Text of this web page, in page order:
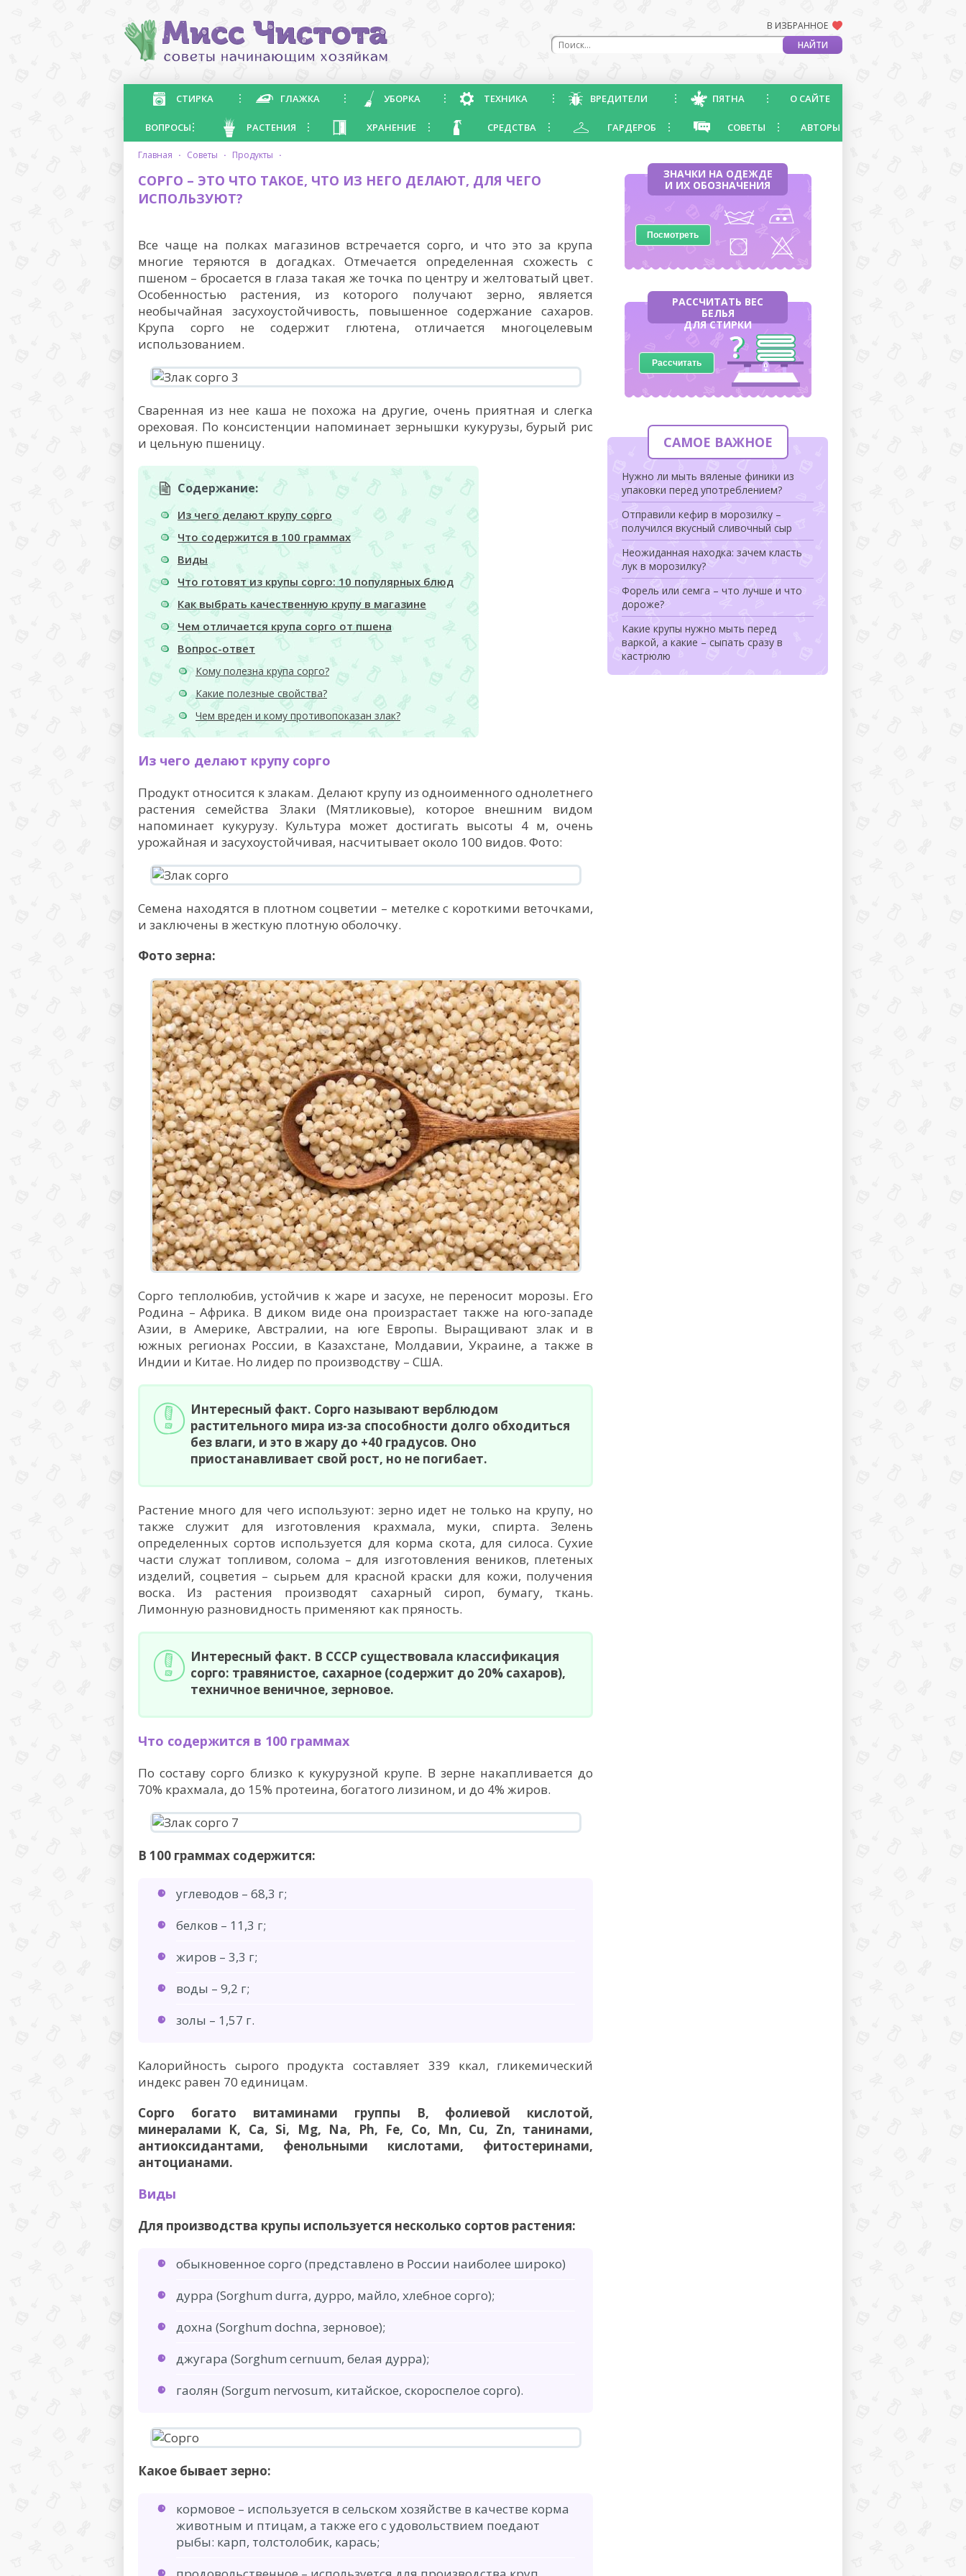
В ИЗБРАННОЕ
СТИРКА ГЛАЖКА УБОРКА ТЕХНИКА ВРЕДИТЕЛИ ПЯТНА О САЙТЕ
ВОПРОСЫ РАСТЕНИЯ ХРАНЕНИЕ СРЕДСТВА ГАРДЕРОБ СОВЕТЫ АВТОРЫ
главная · советы · продукты ·
СОРГО – ЭТО ЧТО ТАКОЕ, ЧТО ИЗ НЕГО ДЕЛАЮТ, ДЛЯ ЧЕГО
ИСПОЛЬЗУЮТ?
Все чаще на полках магазинов встречается сорго, и что это за крупа
многие теряются в догадках. Отмечается определенная схожесть с
пшеном – бросается в глаза такая же точка по центру и желтоватый цвет.
Особенностью растения, из которого получают зерно, является
необычайная засухоустойчивость, повышенное содержание сахаров.
Крупа сорго не содержит глютена, отличается многоцелевым
использованием.
Сваренная из нее каша не похожа на другие, очень приятная и слегка
ореховая. По консистенции напоминает зернышки кукурузы, бурый рис
и цельную пшеницу.
Содержание:
Из чего делают крупу сорго
Что содержится в 100 граммах
Виды
Что готовят из крупы сорго: 10 популярных блюд
Как выбрать качественную крупу в магазине
Чем отличается крупа сорго от пшена
Вопрос-ответ
Кому полезна крупа сорго?
Какие полезные свойства?
Чем вреден и кому противопоказан злак?
Из чего делают крупу сорго
Продукт относится к злакам. Делают крупу из одноименного однолетнего
растения семейства Злаки (Мятликовые), которое внешним видом
напоминает кукурузу. Культура может достигать высоты 4 м, очень
урожайная и засухоустойчивая, насчитывает около 100 видов. Фото:
Семена находятся в плотном соцветии – метелке с короткими веточками,
и заключены в жесткую плотную оболочку.
Фото зерна:
Сорго теплолюбив, устойчив к жаре и засухе, не переносит морозы. Его
Родина – Африка. В диком виде она произрастает также на юго-западе
Азии, в Америке, Австралии, на юге Европы. Выращивают злак и в
южных регионах России, в Казахстане, Молдавии, Украине, а также в
Индии и Китае. Но лидер по производству – США.
Интересный факт. Сорго называют верблюдом
растительного мира из-за способности долго обходиться
без влаги, и это в жару до +40 градусов. Оно
приостанавливает свой рост, но не погибает.
Растение много для чего используют: зерно идет не только на крупу, но
также служит для изготовления крахмала, муки, спирта. Зелень
определенных сортов используется для корма скота, для силоса. Сухие
части служат топливом, солома – для изготовления веников, плетеных
изделий, соцветия – сырьем для красной краски для кожи, получения
воска. Из растения производят сахарный сироп, бумагу, ткань.
Лимонную разновидность применяют как пряность.
Интересный факт. В СССР существовала классификация
сорго: травянистое, сахарное (содержит до 20% сахаров),
техничное веничное, зерновое.
Что содержится в 100 граммах
По составу сорго близко к кукурузной крупе. В зерне накапливается до
70% крахмала, до 15% протеина, богатого лизином, и до 4% жиров.
В 100 граммах содержится:
углеводов – 68,3 г;
белков – 11,3 г;
жиров – 3,3 г;
воды – 9,2 г;
золы – 1,57 г.
Калорийность сырого продукта составляет 339 ккал, гликемический
индекс равен 70 единицам.
Сорго богато витаминами группы В, фолиевой кислотой,
минералами K, Ca, Si, Mg, Na, Ph, Fe, Co, Mn, Cu, Zn, танинами,
антиоксидантами, фенольными кислотами, фитостеринами,
антоцианами.
Виды
Для производства крупы используется несколько сортов растения:
обыкновенное сорго (представлено в России наиболее широко)
дурра (Sorghum durra, дурро, майло, хлебное сорго);
дохна (Sorghum dochna, зерновое);
джугара (Sorghum cernuum, белая дурра);
гаолян (Sorgum nervosum, китайское, скороспелое сорго).
Какое бывает зерно:
кормовое – используется в сельском хозяйстве в качестве корма
животным и птицам, а также его с удовольствием поедают
рыбы: карп, толстолобик, карась;
ЗНАЧКИ НА ОДЕЖДЕ
И ИХ ОБОЗНАЧЕНИЯ
Посмотреть
РАССЧИТАТЬ ВЕС
БЕЛЬЯ
ДЛЯ СТИРКИ
Рассчитать
САМОЕ ВАЖНОЕ
Нужно ли мыть вяленые финики из
упаковки перед употреблением?
Отправили кефир в морозилку –
получился вкусный сливочный сыр
Неожиданная находка: зачем класть
лук в морозилку?
Форель или семга – что лучше и что
дороже?
Какие крупы нужно мыть перед
варкой, а какие – сыпать сразу в
кастрюлю